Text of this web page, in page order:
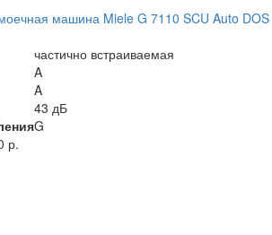
машина Miele G 7110 SCU Auto DOS
частично встраиваемая
A
A
43 дБ
G
р.